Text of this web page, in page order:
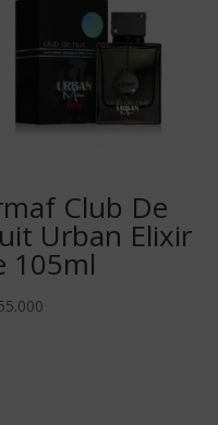
Club De
Urban Elixir
105ml